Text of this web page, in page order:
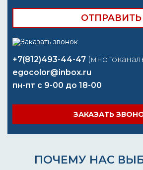
+7(812)493-44-47
egocolor@inbox.ru
пн-пт с 9-00 до 18-00
ЗАКАЗАТЬ
ПОЧЕМУ НАС